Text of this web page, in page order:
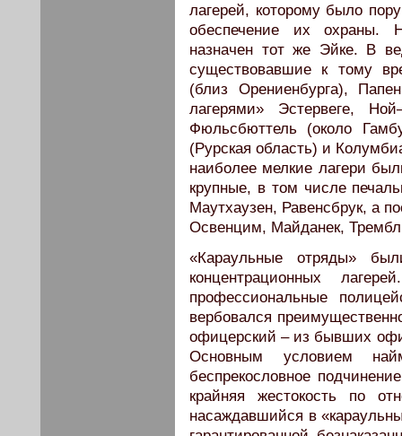
лагерей, которому было
обеспечение их охраны.
назначен тот же Эйке. В
существовавшие к тому
(близ Орениенбурга),
лагерями» Эстервеге,
Фюльсбюттель (около
(Рурская область) и
наиболее мелкие лагери
крупные, в том числе
Маутхаузен, Равенсбрук, а
Освенцим, Майданек,
«Караульные отряды»
концентрационных
профессиональные
вербовался
офицерский – из бывших
Основным условием
беспрекословное
крайняя жестокость по
насаждавшийся в